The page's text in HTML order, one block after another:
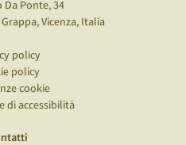
Da Ponte, 34
Vicenza, Italia
policy
policy
cookie
di accessibilità